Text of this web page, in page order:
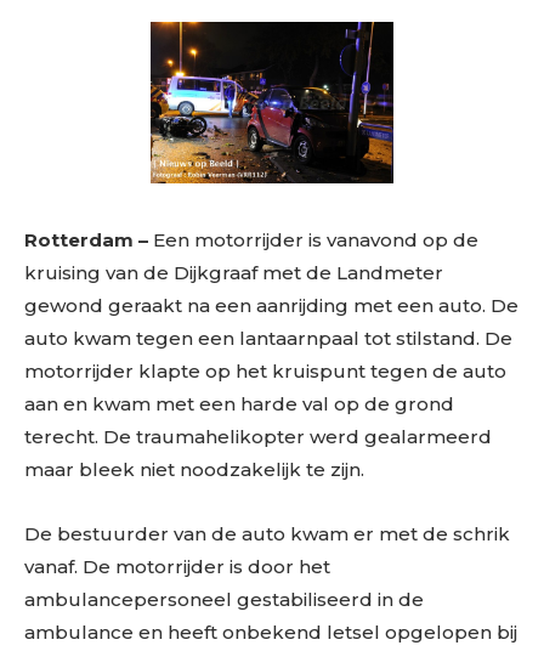
Rotterdam – Een motorrijder is vanavond op de
kruising van de Dijkgraaf met de Landmeter
gewond geraakt na een aanrijding met een auto. De
auto kwam tegen een lantaarnpaal tot stilstand. De
motorrijder klapte op het kruispunt tegen de auto
aan en kwam met een harde val op de grond
terecht. De traumahelikopter werd gealarmeerd
maar bleek niet noodzakelijk te zijn.
De bestuurder van de auto kwam er met de schrik
vanaf. De motorrijder is door het
ambulancepersoneel gestabiliseerd in de
ambulance en heeft onbekend letsel opgelopen bij